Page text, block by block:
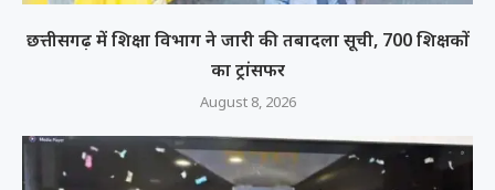
छत्तीसगढ़ में शिक्षा विभाग ने जारी की तबादला सूची, 700 शिक्षकों
का ट्रांसफर
August 8, 2026